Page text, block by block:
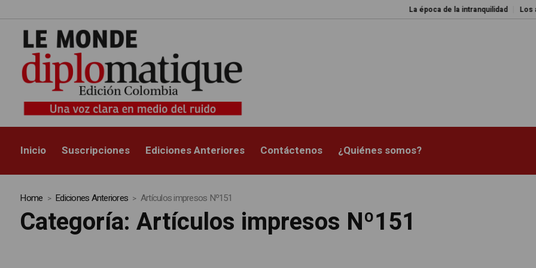
La época de la intranquilidad Los amos del
Inicio Suscripciones Ediciones Anteriores Contáctenos ¿Quiénes somos?
Home Ediciones Anteriores Artículos impresos Nº151
Categoría:Artículos impresos Nº151